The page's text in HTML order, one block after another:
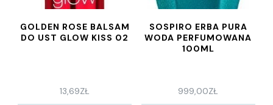
GOLDEN ROSE BALSAM
DO UST GLOW KISS 02
13,69ZŁ
SOSPIRO ERBA PURA
WODA PERFUMOWANA
100ML
999,00ZŁ